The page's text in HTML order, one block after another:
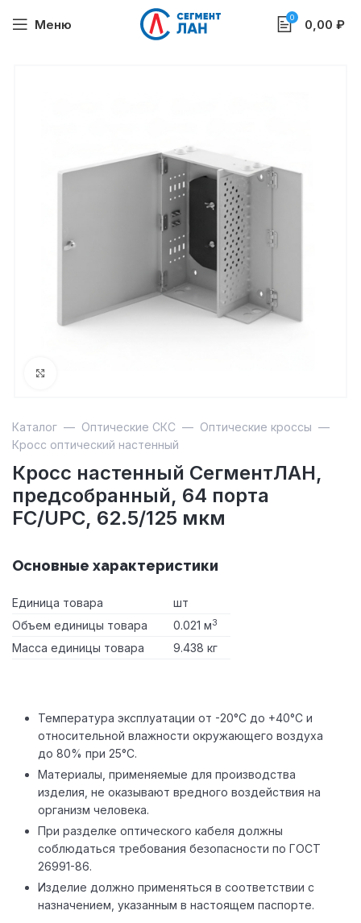
Меню 0 0,00 ₽
Каталог — Оптические СКС — Оптические кроссы —
Кросс оптический настенный
Кросс настенный СегментЛАН,
предсобранный, 64 порта
FC/UPC, 62.5/125 мкм
Основные характеристики
Единица товара
шт
Объем единицы товара
0.021 м3
Масса единицы товара 9.438 кг
Температура эксплуатации от -20°С до +40°С и
относительной влажности окружающего воздуха
до 80% при 25°С.
Материалы, применяемые для производства
изделия, не оказывают вредного воздействия на
организм человека.
При разделке оптического кабеля должны
соблюдаться требования безопасности по ГОСТ
26991-86.
Изделие должно применяться в соответствии с
назначением, указанным в настоящем паспорте.